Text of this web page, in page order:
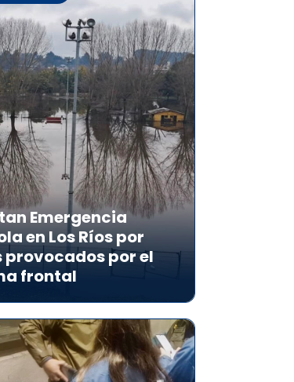
Emergencia
en Los Ríos por
provocados por el
frontal